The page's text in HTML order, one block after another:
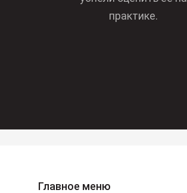
практике.
Главное меню